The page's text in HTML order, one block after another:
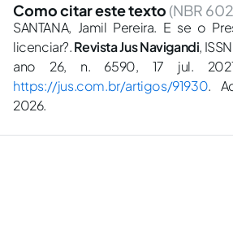
Como citar este texto (NBR
SANTANA, Jamil Pereira. E se o
licenciar?.Revista Jus Navigandi,
ano 26, n. 6590, 17 jul.
https://jus.com.br/artigos/91930.
2026.